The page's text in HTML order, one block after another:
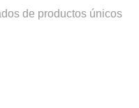
de productos únicos